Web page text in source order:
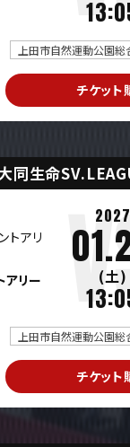
上田市自然運動公園
チケット
同生命
アリー
2027
(土)
上田市自然運動公園
チケット